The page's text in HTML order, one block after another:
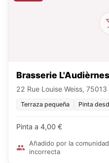
Brasserie L'Audièrnes
22 Rue Louise Weiss,
Terraza pequeña Pinta
Pinta a 4,00 €
Añadido por la
incorrecta